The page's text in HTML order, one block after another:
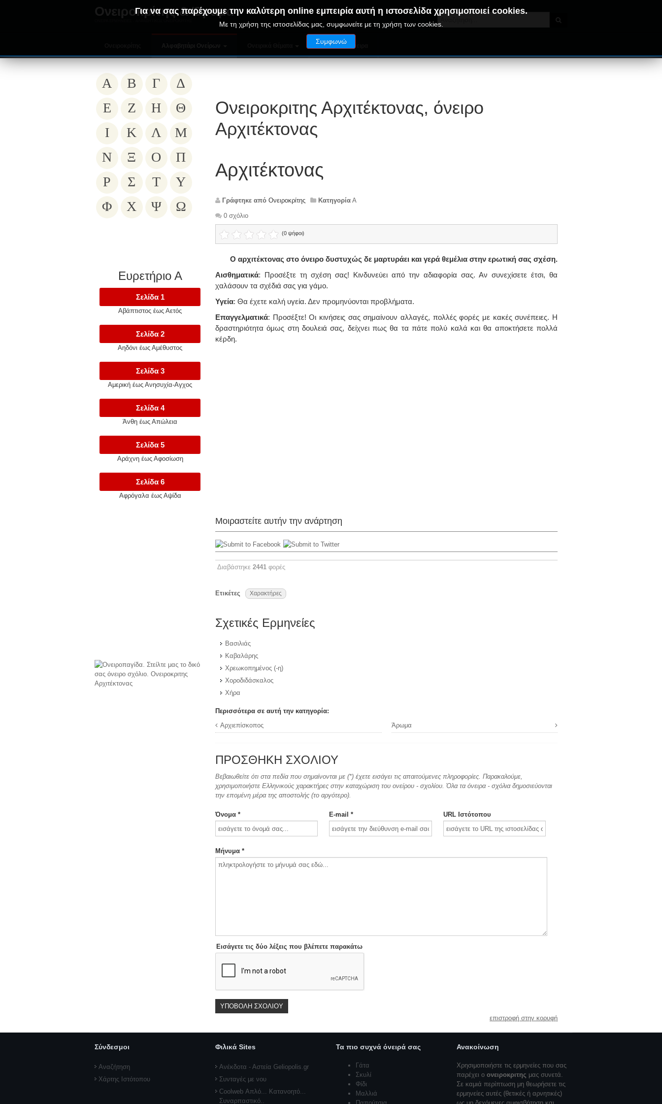
Ονειροκρίτης & Όραμα
Για να σας παρέχουμε την καλύτερη online εμπειρία αυτή η ιστοσελίδα χρησιμοποιεί cookies.
Με τη χρήση της ιστοσελίδας μας, συμφωνείτε με τη χρήση των cookies.
Συμφωνώ
Παράξενα Όνειρα
Ονειροκριτης Αρχιτέκτονας, όνειρο
Αρχιτέκτονας
Αρχιτέκτονας
Γράφτηκε από Ονειροκρίτης Κατηγορία Α
0 σχόλιο
(0 ψήφοι)
Ο αρχιτέκτονας στο όνειρο δυστυχώς δε μαρτυράει και γερά θεμέλια στην ερωτική σας σχέση.
Αισθηματικά: Προσέξτε τη σχέση σας! Κινδυνεύει από την αδιαφορία σας. Αν συνεχίσετε έτσι, θα
χαλάσουν τα σχέδιά σας για γάμο.
Υγεία: Θα έχετε καλή υγεία. Δεν προμηνύονται προβλήματα.
Επαγγελματικά: Προσέξτε! Οι κινήσεις σας σημαίνουν αλλαγές, πολλές φορές με κακές συνέπειες. Η
δραστηριότητα όμως στη δουλειά σας, δείχνει πως θα τα πάτε πολύ καλά και θα αποκτήσετε πολλά
κέρδη.
Μοιραστείτε αυτήν την ανάρτηση
Διαβάστηκε 2441 φορές
Ετικέτες Χαρακτήρες
Σχετικές Ερμηνείες
Βασιλιάς
Καβαλάρης
Χρεωκοπημένος (-η)
Χοροδιδάσκαλος
Χήρα
Περισσότερα σε αυτή την κατηγορία:
Αρχιεπίσκοπος
Άρωμα
ΠΡΟΣΘΉΚΗ ΣΧΟΛΊΟΥ
Βεβαιωθείτε ότι στα πεδία που σημαίνονται με (*) έχετε εισάγει τις απαιτούμενες πληροφορίες. Παρακαλούμε,
χρησιμοποιήστε Ελληνικούς χαρακτήρες στην καταχώριση του ονείρου - σχολίου. Όλα τα όνειρα - σχόλια δημοσιεύονται
την επομένη μέρα της αποστολής (το αργότερο).
Όνομα * E-mail * URL Ιστότοπου
Μήνυμα *
Εισάγετε τις δύο λέξεις που βλέπετε παρακάτω
επιστροφή στην κορυφή
Α Β Γ
Δ
Ε
Ζ Η
Θ
Ι
Κ Λ
Μ
Ν
Ξ Ο
Π
Ρ
Σ Τ
Υ
Φ
Χ Ψ Ω
Ευρετήριο Α
Σελίδα 1
Αβάπτιστος έως Αετός
Σελίδα 2
Αηδόνι έως Αμέθυστος
Σελίδα 3
Αμερική έως Ανησυχία-Αγχος
Σελίδα 4
Άνθη έως Απώλεια
Σελίδα 5
Αράχνη έως Αφοσίωση
Σελίδα 6
Αφρόγαλα έως Αψίδα
Σύνδεσμοι
Αναζήτηση
Χάρτης Ιστότοπου
Φιλικά Sites
Ανέκδοτα - Αστεία Geliopolis.gr
Συνταγές με νου
Coolweb Απλό... Κατανοητό...
Συναρπαστικό..
Τα πιο συχνά όνειρά σας
Γάτα
Σκυλί
Φίδι
Μαλλιά
Ανακοίνωση
Χρησιμοποιήστε τις ερμηνείες που σας
παρέχει ο ονειροκριτης μας συνετά.
Σε καμιά περίπτωση μη θεωρήσετε τις
ερμηνείες αυτές (θετικές ή αρνητικές)